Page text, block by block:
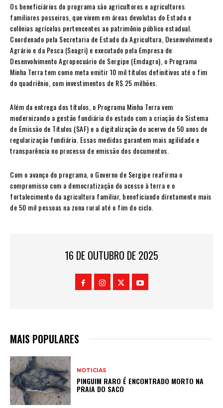
Os beneficiários do programa são agricultores e agricultores
familiares posseiros, que vivem em áreas devolutas do Estado e
colônias agrícolas pertencentes ao patrimônio público estadual.
Coordenado pela Secretaria de Estado da Agricultura, Desenvolvimento
Agrário e da Pesca (Seagri) e executado pela Empresa de
Desenvolvimento Agropecuário de Sergipe (Emdagro), o Programa
Minha Terra tem como meta emitir 10 mil títulos definitivos até o fim
do quadriênio, com investimentos de R$ 25 milhões.
Além da entrega dos títulos, o Programa Minha Terra vem
modernizando a gestão fundiária do estado com a criação do Sistema
de Emissão de Títulos (SAF) e a digitalização do acervo de 50 anos de
regularização fundiária. Essas medidas garantem mais agilidade e
transparência no processo de emissão dos documentos.
Com o avanço do programa, o Governo de Sergipe reafirma o
compromisso com a democratização do acesso à terra e o
fortalecimento da agricultura familiar, beneficiando diretamente mais
de 50 mil pessoas na zona rural até o fim do ciclo.
16 DE OUTUBRO DE 2025
MAIS POPULARES
NOTICIAS
PINGUIM RARO É ENCONTRADO MORTO NA
PRAIA DO SACO